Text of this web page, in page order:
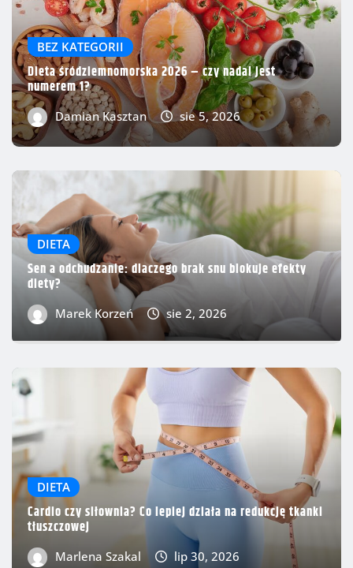
BEZ KATEGORII
Dieta śródziemnomorska 2026 – czy nadal jest
numerem 1?
Damian Kasztan sie 5, 2026
DIETA
Sen a odchudzanie: dlaczego brak snu blokuje efekty
diety?
Marek Korzeń sie 2, 2026
DIETA
Cardio czy siłownia? Co lepiej działa na redukcję tkanki
tłuszczowej
Marlena Szakal lip 30, 2026